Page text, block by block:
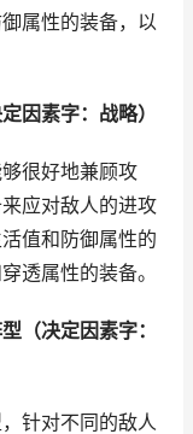
属性的装备，以
因素字：战略）
很好地兼顾攻
应对敌人的进攻
值和防御属性的
透属性的装备。
（决定因素字：
针对不同的敌人